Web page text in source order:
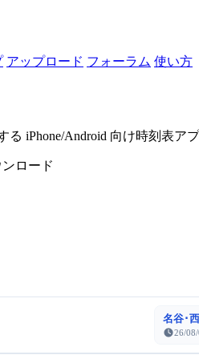
アップロード フォーラム 使い方
iPhone/Android 向け時刻表ア
ロード
名谷･
26/